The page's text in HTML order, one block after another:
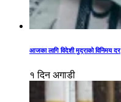
आजका लागि विदेशी मुद्राको विनिमय दर
१ दिन अगाडी